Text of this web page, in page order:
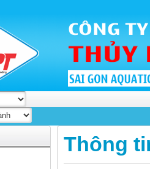
Thông